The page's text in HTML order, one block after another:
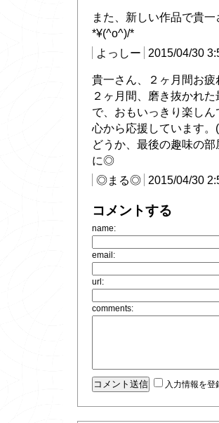
また、新しい作品で貴
*¥(^o^)/*
よっしー
2015/04/30
貴一さん、２ヶ月間お疲
２ヶ月間、磨き抜かれ
で、おもいっきり楽しん
心から応援しています。
どうか、最後の趣味の
に◎
◎まる◎
2015/04/30
コメントする
name:
email:
url:
comments:
入力情報を登